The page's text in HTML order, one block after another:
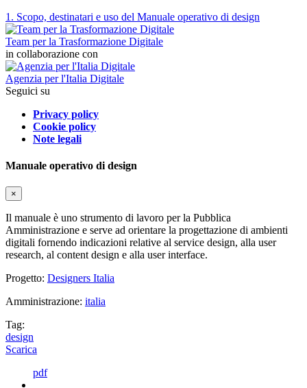
1. Scopo, destinatari e uso del Manuale operativo di design
Team per la Trasformazione Digitale
in collaborazione con
Agenzia per l'Italia Digitale
Seguici su
Privacy policy
Cookie policy
Note legali
Manuale operativo di design
×
Il manuale è uno strumento di lavoro per la Pubblica
Amministrazione e serve ad orientare la progettazione di ambienti
digitali fornendo indicazioni relative al service design, alla user
research, al content design e alla user interface.
Progetto: Designers Italia
Amministrazione: italia
Tag:
design
Scarica
pdf